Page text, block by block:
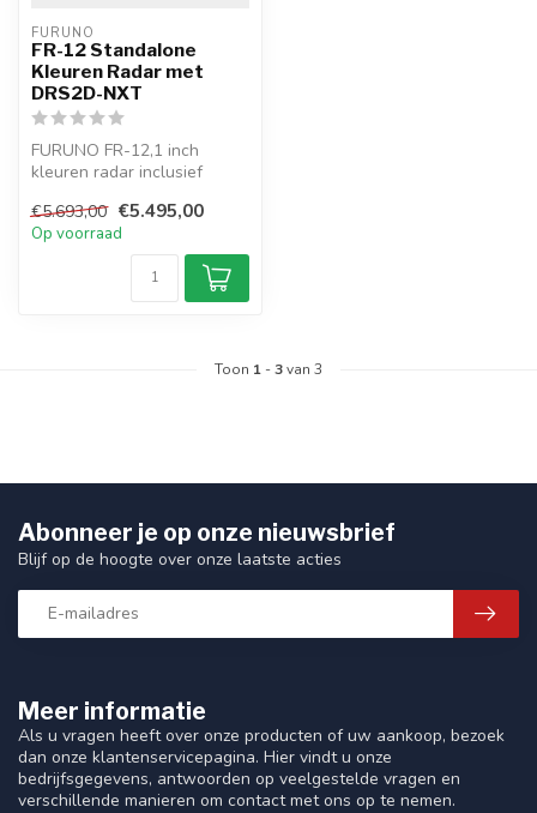
FURUNO
FR-12 Standalone
Kleuren Radar met
DRS2D-NXT
FURUNO FR-12,1 inch
kleuren radar inclusief
LCD-ship-rad...
€5.693,00 €5.495,00
Op voorraad
Toon 1 -3van 3
Meer informatie
Als u vragen heeft over onze producten of uw aankoop, bezoek
dan onze klantenservicepagina. Hier vindt u onze
bedrijfsgegevens, antwoorden op veelgestelde vragen en
verschillende manieren om contact met ons op te nemen.
Abonneer je op onze nieuwsbrief
Blijf op de hoogte over onze laatste acties